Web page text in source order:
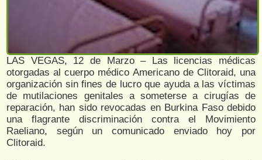
LAS VEGAS, 12 de Marzo – Las licencias médicas
otorgadas al cuerpo médico Americano de Clitoraid, una
organización sin fines de lucro que ayuda a las víctimas
de mutilaciones genitales a someterse a cirugías de
reparación, han sido revocadas en Burkina Faso debido
una flagrante discriminación contra el Movimiento
Raeliano, según un comunicado enviado hoy por
Clitoraid.